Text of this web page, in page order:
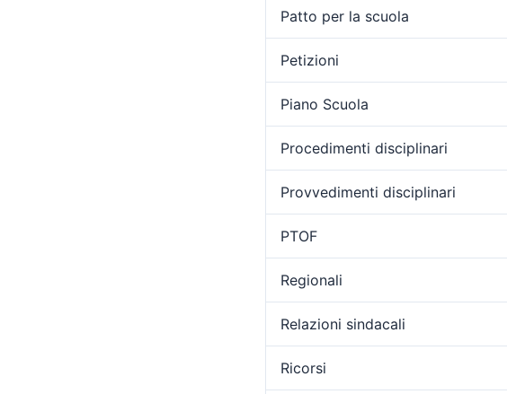
Patto per la scuola
Petizioni
Piano Scuola
Procedimenti disciplinari
Provvedimenti disciplinari
PTOF
Regionali
Relazioni sindacali
Ricorsi